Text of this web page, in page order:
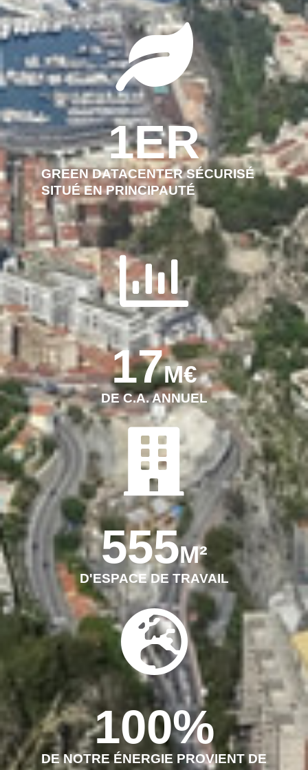
GREEN DATACENTER SÉCURISÉ
SITUÉ EN PRINCIPAUTÉ
1ER
DE C.A. ANNUEL
17M€
D'ESPACE DE TRAVAIL
555M²
DE NOTRE ÉNERGIE PROVIENT DE
100%